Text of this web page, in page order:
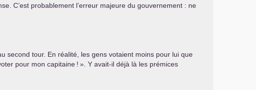
C’est probablement l’erreur majeure du gouvernement : ne
second tour. En réalité, les gens votaient moins pour lui que
pour mon capitaine ! ». Y avait-il déjà là les prémices